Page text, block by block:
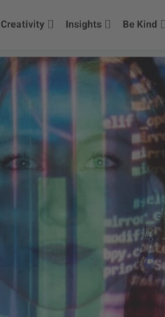
Creativity Insights Be Kind